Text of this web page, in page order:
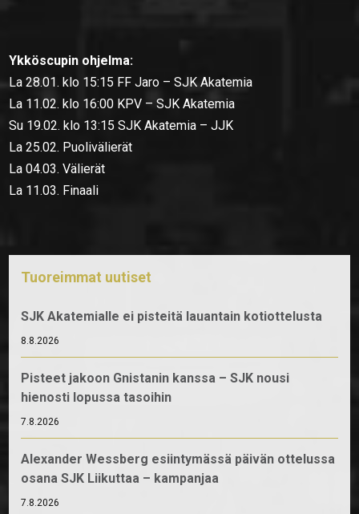
Ykköscupin ohjelma:
La 28.01. klo 15:15 FF Jaro – SJK Akatemia
La 11.02. klo 16:00 KPV – SJK Akatemia
Su 19.02. klo 13:15 SJK Akatemia – JJK
La 25.02. Puolivälierät
La 04.03. Välierät
La 11.03. Finaali
Tuoreimmat uutiset
SJK Akatemialle ei pisteitä lauantain kotiottelusta
8.8.2026
Pisteet jakoon Gnistanin kanssa – SJK nousi
hienosti lopussa tasoihin
7.8.2026
Alexander Wessberg esiintymässä päivän ottelussa
osana SJK Liikuttaa – kampanjaa
7.8.2026